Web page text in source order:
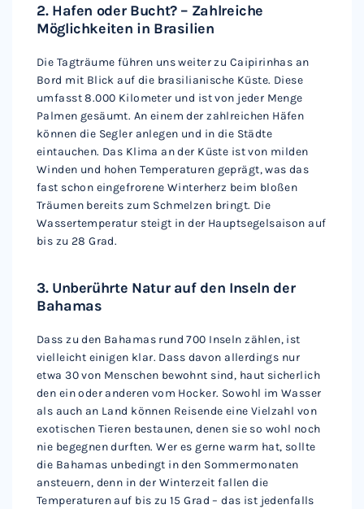
2. Hafen oder Bucht? – Zahlreiche
Möglichkeiten in Brasilien
Die Tagträume führen uns weiter zu Caipirinhas an
Bord mit Blick auf die brasilianische Küste. Diese
umfasst 8.000 Kilometer und ist von jeder Menge
Palmen gesäumt. An einem der zahlreichen Häfen
können die Segler anlegen und in die Städte
eintauchen. Das Klima an der Küste ist von milden
Winden und hohen Temperaturen geprägt, was das
fast schon eingefrorene Winterherz beim bloßen
Träumen bereits zum Schmelzen bringt. Die
Wassertemperatur steigt in der Hauptsegelsaison auf
bis zu 28 Grad.
3. Unberührte Natur auf den Inseln der
Bahamas
Dass zu den Bahamas rund 700 Inseln zählen, ist
vielleicht einigen klar. Dass davon allerdings nur
etwa 30 von Menschen bewohnt sind, haut sicherlich
den ein oder anderen vom Hocker. Sowohl im Wasser
als auch an Land können Reisende eine Vielzahl von
exotischen Tieren bestaunen, denen sie so wohl noch
nie begegnen durften. Wer es gerne warm hat, sollte
die Bahamas unbedingt in den Sommermonaten
ansteuern, denn in der Winterzeit fallen die
Temperaturen auf bis zu 15 Grad – das ist jedenfalls